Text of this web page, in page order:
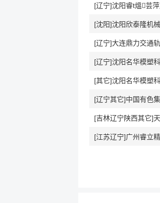
[辽宁]沈阳睿t熅芸
[沈阳]沈阳欣泰隆机
[辽宁]大连鼎力交通
[辽宁]沈阳名华模塑
[其它]沈阳名华模塑
[辽宁其它]中国有色
[江苏辽宁]广州睿立